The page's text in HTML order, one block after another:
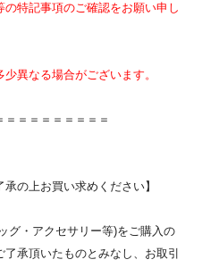
特記事項のご確認をお願い申し
異なる場合がございます。
＝＝＝＝＝＝＝＝＝
の上お買い求めください】
グ・アクセサリー等)をご購入の
承頂いたものとみなし、お取引